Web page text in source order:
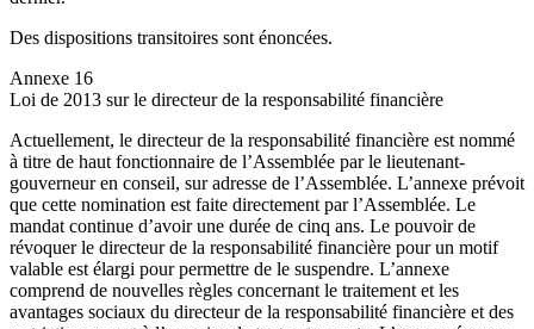
Des dispositions transitoires sont énoncées.
Annexe 16
Loi de 2013 sur le directeur de la responsabilité financière
Actuellement, le directeur de la responsabilité financière est nommé
à titre de haut fonctionnaire de l’Assemblée par le lieutenant-
gouverneur en conseil, sur adresse de l’Assemblée. L’annexe prévoit
que cette nomination est faite directement par l’Assemblée. Le
mandat continue d’avoir une durée de cinq ans. Le pouvoir de
révoquer le directeur de la responsabilité financière pour un motif
valable est élargi pour permettre de le suspendre. L’annexe
comprend de nouvelles règles concernant le traitement et les
avantages sociaux du directeur de la responsabilité financière et des